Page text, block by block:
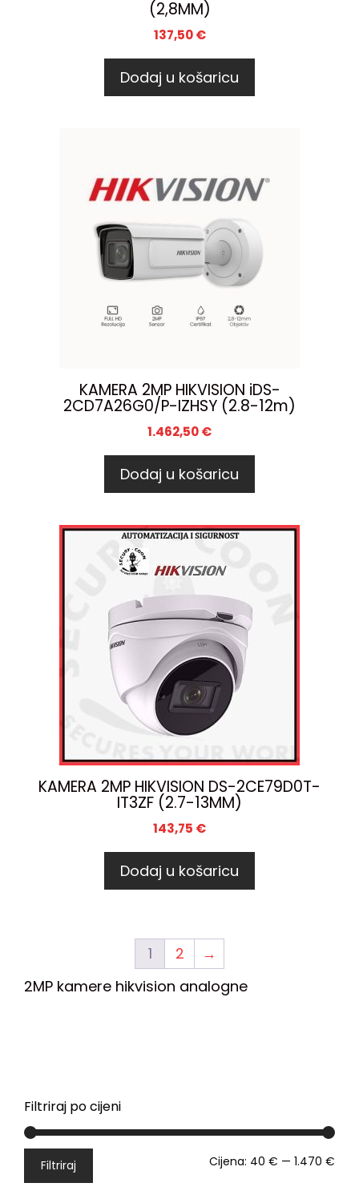
(2,8MM)
137,50€
Dodaj u košaricu
KAMERA 2MP HIKVISION iDS-
2CD7A26G0/P-IZHSY (2.8-12m)
1.462,50€
Dodaj u košaricu
KAMERA 2MP HIKVISION DS-2CE79D0T-
IT3ZF (2.7-13MM)
143,75 €
Dodaj u košaricu
1 2
→
2MP kamere hikvision analogne
Filtriraj po cijeni
Filtriraj Cijena: 40 € — 1.470 €